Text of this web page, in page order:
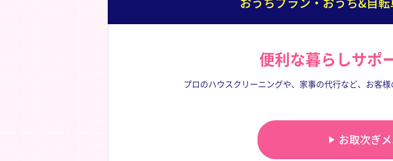
おうちプラン・おうち&自転
便利な暮らしサポ
プロのハウスクリーニングや、家事の代行など、お客
お取次ぎ